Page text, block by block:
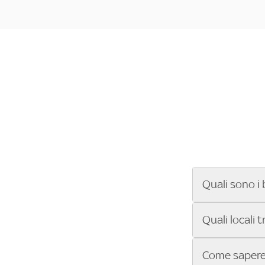
Quali sono i
Se cerchi un
ENILIVE, la
Sky Bar ti
Quali locali
Vuoi sapere
Come